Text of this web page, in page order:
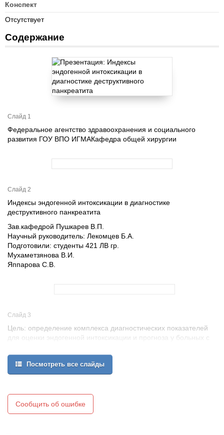
Конспект
Отсутствует
Содержание
Слайд 1
Федеральное агентство здравоохранения и социального
развития ГОУ ВПО ИГМАКафедра общей хирургии
Слайд 2
Индексы эндогенной интоксикации в диагностике
деструктивного панкреатита
Зав.кафедрой Пушкарев В.П.
Научный руководитель: Лекомцев Б.А.
Подготовили: студенты 421 ЛВ гр.
Мухаметзянова В.И.
Яппарова С.В.
Слайд 3
Цель: определение комплекса диагностических показателей
для оценки эндогенной интоксикации и прогноза у больных с
Задачи:
провести ретроспективный анализ историй болезни пациентов с
деструктивным панкреатитом;
лейкоцитарному индексу интоксикации (ЛИИ) и шкале Ranson у
пациентов в первые часы поступления в стационар и после
оперативного лечения;
Посмотреть все слайды
Сообщить об ошибке